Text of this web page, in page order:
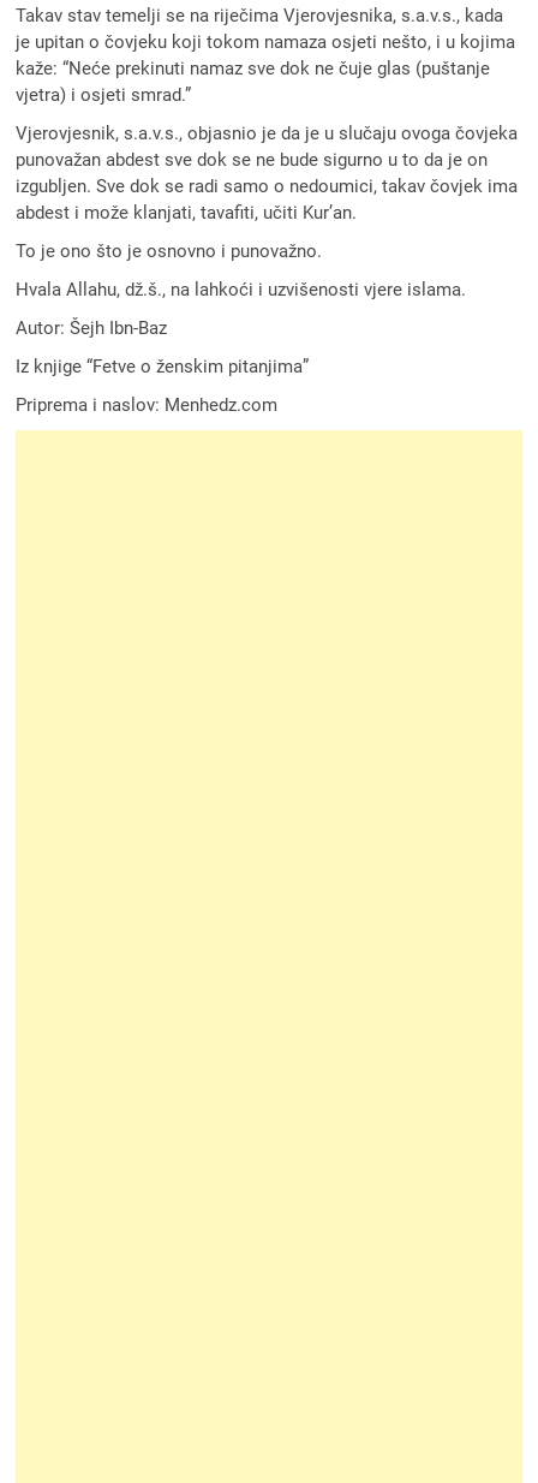
Takav stav temelji se na riječima Vjerovjesnika, s.a.v.s., kada
je upitan o čovjeku koji tokom namaza osjeti nešto, i u kojima
kaže: “Neće prekinuti namaz sve dok ne čuje glas (puštanje
vjetra) i osjeti smrad.”
Vjerovjesnik, s.a.v.s., objasnio je da je u slučaju ovoga čovjeka
punovažan abdest sve dok se ne bude sigurno u to da je on
izgubljen. Sve dok se radi samo o nedoumici, takav čovjek ima
abdest i može klanjati, tavafiti, učiti Kur’an.
To je ono što je osnovno i punovažno.
Hvala Allahu, dž.š., na lahkoći i uzvišenosti vjere islama.
Autor: Šejh Ibn-Baz
Iz knjige “Fetve o ženskim pitanjima”
Priprema i naslov: Menhedz.com